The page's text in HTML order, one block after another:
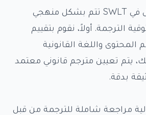
عملية ترجمة التوكيل في SWLT تتم بشكل منهجي
الترجمة. أولاً، نقوم بتقييم
المحتوى واللغة القانونية
يتم تعيين مترجم قانوني معتمد
بدقة.
مراجعة شاملة للترجمة من قبل